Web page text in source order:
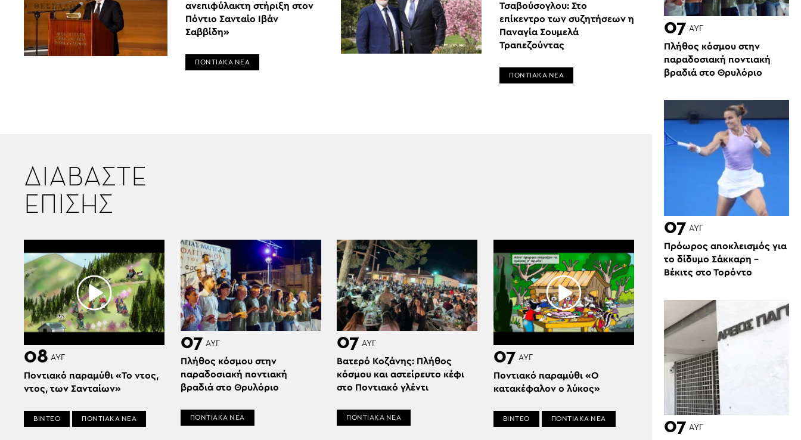
ανεπιφύλακτη στήριξη στον
Πόντιο Σανταίο Ιβάν
Σαββίδη»
ΠΟΝΤΙΑΚΑ ΝΕΑ
Τσαβούσογλου: Στο
επίκεντρο των συζητήσεων η
Παναγία Σουμελά
Τραπεζούντας
ΠΟΝΤΙΑΚΑ ΝΕΑ
ΔΙΑΒΑΣΤΕ
ΕΠΙΣΗΣ
08 ΑΥΓ
Ποντιακό παραμύθι «Το ντος,
ντος, των Σανταίων»
ΒΙΝΤΕΟ ΠΟΝΤΙΑΚΑ ΝΕΑ
07 ΑΥΓ
Πλήθος κόσμου στην
παραδοσιακή ποντιακή
βραδιά στο Θρυλόριο
ΠΟΝΤΙΑΚΑ ΝΕΑ
07 ΑΥΓ
Βατερό Κοζάνης: Πλήθος
κόσμου και αστείρευτο κέφι
στο Ποντιακό γλέντι
ΠΟΝΤΙΑΚΑ ΝΕΑ
07 ΑΥΓ
Ποντιακό παραμύθι «Ο
κατακέφαλον ο λύκος»
ΒΙΝΤΕΟ ΠΟΝΤΙΑΚΑ ΝΕΑ
07 ΑΥΓ
Πλήθος κόσμου στην
παραδοσιακή ποντιακή
βραδιά στο Θρυλόριο
07 ΑΥΓ
Πρόωρος αποκλεισμός για
το δίδυμο Σάκκαρη –
Βέκιτς στο Τορόντο
07 ΑΥΓ